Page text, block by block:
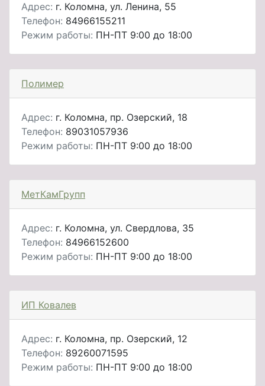
Адрес: г. Коломна, ул. Ленина, 55
Телефон: 84966155211
Режим работы: ПН-ПТ 9:00 до 18:00
Полимер
Адрес: г. Коломна, пр. Озерский, 18
Телефон: 89031057936
Режим работы: ПН-ПТ 9:00 до 18:00
МетКамГрупп
Адрес: г. Коломна, ул. Свердлова, 35
Телефон: 84966152600
Режим работы: ПН-ПТ 9:00 до 18:00
ИП Ковалев
Адрес: г. Коломна, пр. Озерский, 12
Телефон: 89260071595
Режим работы: ПН-ПТ 9:00 до 18:00